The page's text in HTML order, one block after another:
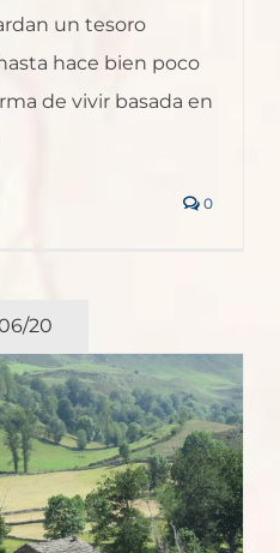
un tesoro
hace bien poco
de vivir basada en
0
20